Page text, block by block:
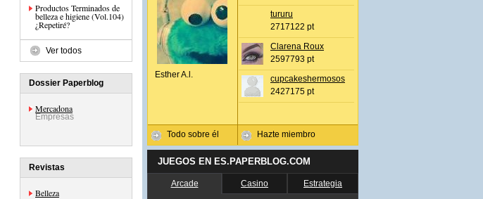
Productos Terminados de
belleza e higiene (Vol.104)
¿Repetiré?
Ver todos
Dossier Paperblog
Mercadona
Empresas
Revistas
Belleza
Esther A.l.
Todo sobre él
tururu
2717122 pt
Clarena Roux
2597793 pt
cupcakeshermosos
2427175 pt
Hazte miembro
JUEGOS EN ES.PAPERBLOG.COM
Arcade Casino Estrategia